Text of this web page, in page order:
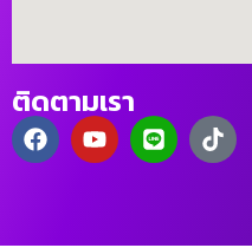
ติดตามเรา